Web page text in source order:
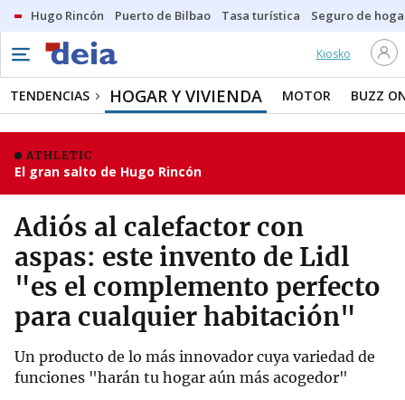
Hugo Rincón Puerto de Bilbao Tasa turística Seguro de
Kiosko
TENDENCIAS HOGAR Y VIVIENDA MOTOR BUZZ
ATHLETIC
El gran salto de Hugo Rincón
Adiós al calefactor con
aspas: este invento de Lidl
"es el complemento perfecto
para cualquier habitación"
Un producto de lo más innovador cuya variedad de
funciones "harán tu hogar aún más acogedor"